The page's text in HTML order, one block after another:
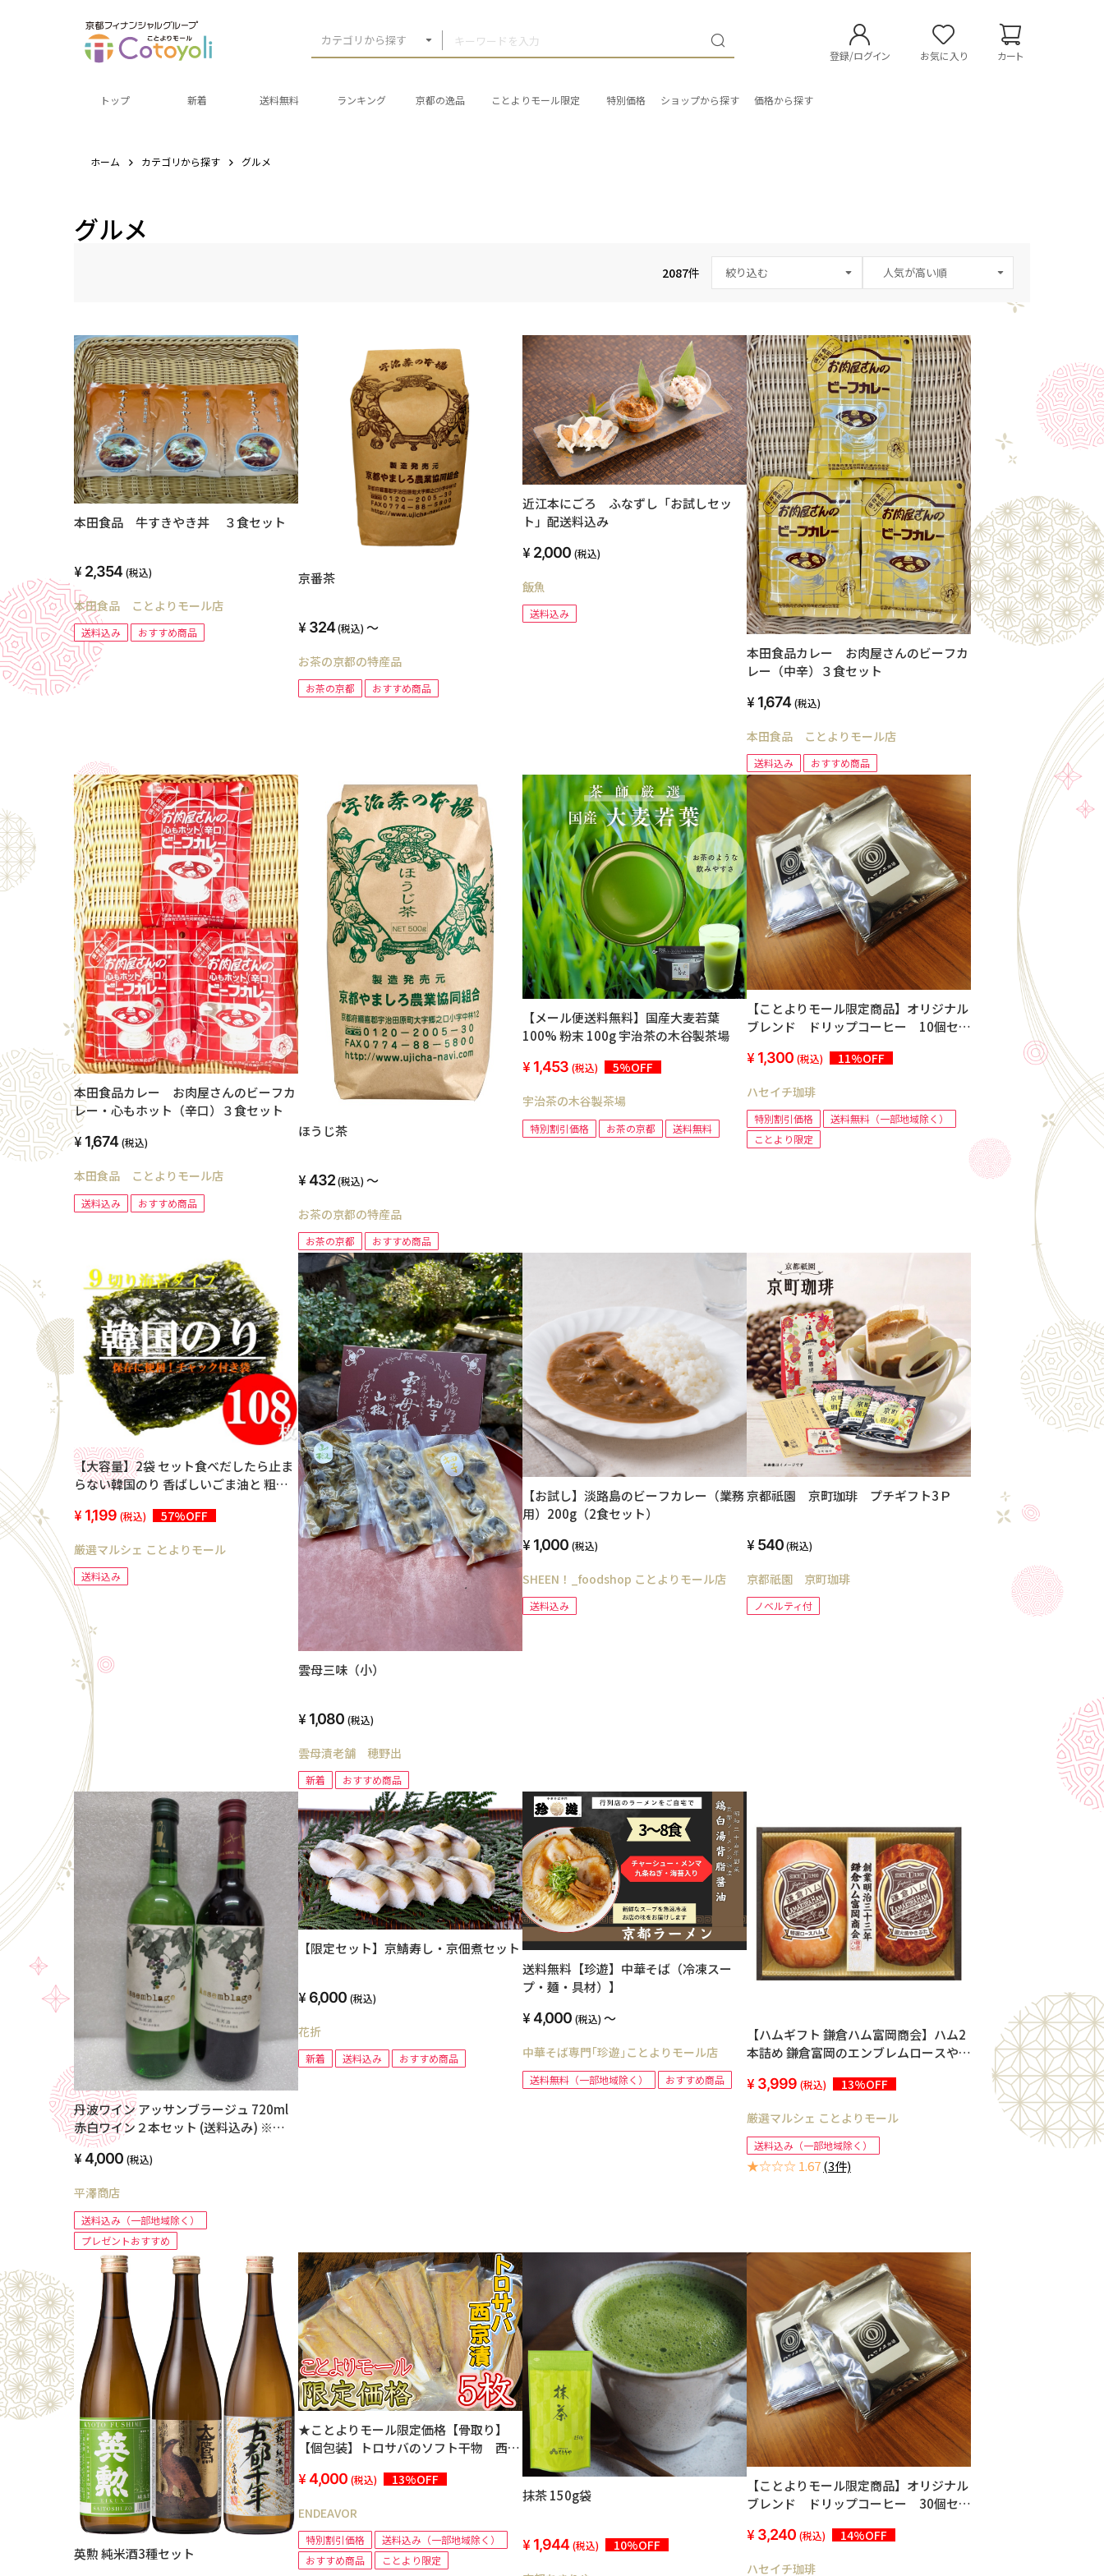
カテゴリから探す
登録/ログイン お気に入り カート
トップ 新着 送料無料 ランキング 京都の逸品 ことよりモール限定 特別価格 ショップから探す 価格から探す
ホーム カテゴリから探す グルメ
グルメ
2087件 絞り込む
本田食品 牛すきやき丼 ３食セット
2,354 (税込)
本田食品 ことよりモール店
送料込み おすすめ商品
京番茶
324(税込) ～
お茶の京都の特産品
お茶の京都 おすすめ商品
近江本にごろ ふなずし「お試しセッ
ト」配送料込み
2,000 (税込)
飯魚
送料込み
本田食品カレー お肉屋さんのビーフカ
レー（中辛）３食セット
1,674 (税込)
本田食品 ことよりモール店
送料込み おすすめ商品
本田食品カレー お肉屋さんのビーフカ
レー・心もホット（辛口）３食セット
1,674 (税込)
本田食品 ことよりモール店
送料込み おすすめ商品
ほうじ茶
432(税込) ～
お茶の京都の特産品
お茶の京都 おすすめ商品
【メール便送料無料】国産大麦若葉
100% 粉末 100g 宇治茶の木谷製茶場
1,453 (税込) 5%OFF
宇治茶の木谷製茶場
特別割引価格 お茶の京都 送料無料
【ことよりモール限定商品】オリジナル
ブレンド ドリップコーヒー 10個セッ
1,300 (税込) 11%OFF
ハセイチ珈琲
特別割引価格
送料無料（一部地域除く）
ことより限定
【大容量】2袋 セット食べだしたら止ま
らない韓国のり 香ばしいごま油と 粗塩
（54枚×2袋）
1,199 (税込) 57%OFF
厳選マルシェ ことよりモール
送料込み
雲母三味（小）
1,080 (税込)
雲母漬老舗 穂野出
新着 おすすめ商品
【お試し】淡路島のビーフカレー（業務
用）200g（2食セット）
1,000 (税込)
SHEEN！_foodshop ことよりモール店
送料込み
京都祇園 京町珈琲 プチギフト3Ｐ
540(税込)
京都祇園 京町珈琲
ノベルティ付
丹波ワイン アッサンブラージュ 720ml
赤白ワイン２本セット (送料込み) ※
「お歳暮」「ギフト対応」「熨斗対応」
4,000 (税込)
平澤商店
送料込み（一部地域除く）
プレゼントおすすめ
【限定セット】京鯖寿し・京佃煮セット
6,000 (税込)
花折
新着 送料込み おすすめ商品
送料無料【珍遊】中華そば（冷凍スー
プ・麺・具材）】
4,000 (税込) ～
中華そば専門｢珍遊｣ことよりモール店
送料無料（一部地域除く） おすすめ商品
【ハムギフト 鎌倉ハム富岡商会】ハム2
本詰め 鎌倉富岡のエンブレムロースやき
3,999 (税込) 13%OFF
厳選マルシェ ことよりモール
送料込み（一部地域除く）
★☆☆☆ 1.67(3件)
英勲 純米酒3種セット
★ことよりモール限定価格【骨取り】
【個包装】トロサバのソフト干物 西京
4,000 (税込) 13%OFF
ENDEAVOR
特別割引価格
送料込み（一部地域除く）
おすすめ商品
ことより限定
抹茶 150g袋
1,944 (税込) 10%OFF
【ことよりモール限定商品】オリジナル
ブレンド ドリップコーヒー 30個セッ
3,240 (税込) 14%OFF
ハセイチ珈琲